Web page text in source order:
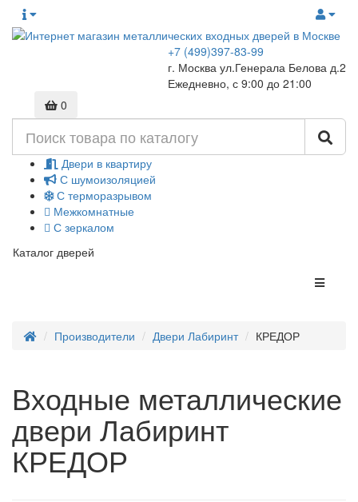
+7 (499)397-83-99
г. Москва ул.Генерала Белова д.2
Ежедневно, с 9:00 до 21:00
0
Двери в квартиру
С шумоизоляцией
С терморазрывом
Межкомнатные
С зеркалом
Каталог дверей
Производители Двери Лабиринт КРЕДОР
Входные металлические
двери Лабиринт
КРЕДОР